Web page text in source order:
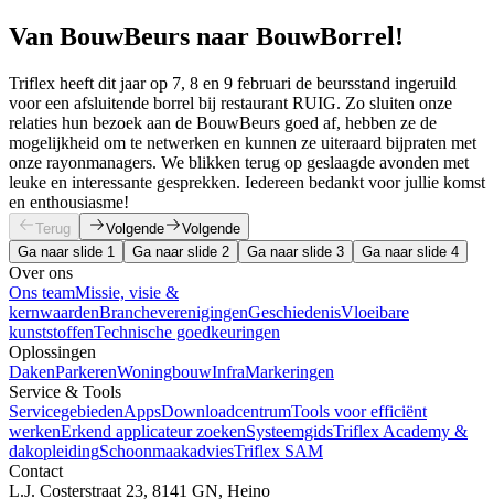
Van BouwBeurs naar BouwBorrel!
Triflex heeft dit jaar op 7, 8 en 9 februari de beursstand ingeruild
voor een afsluitende borrel bij restaurant RUIG. Zo sluiten onze
relaties hun bezoek aan de BouwBeurs goed af, hebben ze de
mogelijkheid om te netwerken en kunnen ze uiteraard bijpraten met
onze rayonmanagers. We blikken terug op geslaagde avonden met
leuke en interessante gesprekken. Iedereen bedankt voor jullie komst
en enthousiasme!
Terug Volgende
Volgende
Ga naar slide 1
Ga naar slide 2 Ga naar slide 3 Ga naar slide 4
Over ons
Ons teamMissie, visie &
kernwaardenBrancheverenigingenGeschiedenisVloeibare
kunststoffenTechnische goedkeuringen
Oplossingen
DakenParkerenWoningbouwInfraMarkeringen
Service & Tools
ServicegebiedenAppsDownloadcentrumTools voor efficiënt
werkenErkend applicateur zoekenSysteemgidsTriflex Academy &
dakopleidingSchoonmaakadviesTriflex SAM
Contact
L.J. Costerstraat 23, 8141 GN, Heino